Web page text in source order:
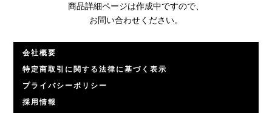
商品詳細ページは作成中ですので、
お問い合わせください。
会社概要
特定商取引に関する法律に基づく表示
プライバシーポリシー
採用情報